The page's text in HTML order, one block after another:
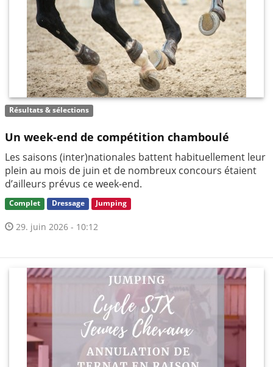
Résultats & sélections
Un week-end de compétition chamboulé
Les saisons (inter)nationales battent habituellement leur
plein au mois de juin et de nombreux concours étaient
d’ailleurs prévus ce week-end.
Complet Dressage Jumping
29. juin 2026 - 10:12